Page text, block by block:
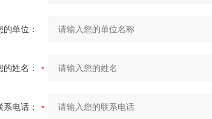
的单位：
的姓名：
系电话：